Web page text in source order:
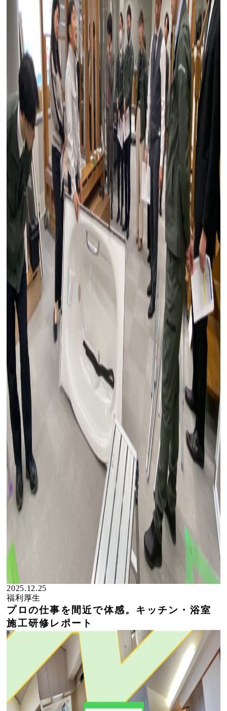
2025.12.25
福利厚生
プロの仕事を間近で体感。キッチン・浴室
施工研修レポート